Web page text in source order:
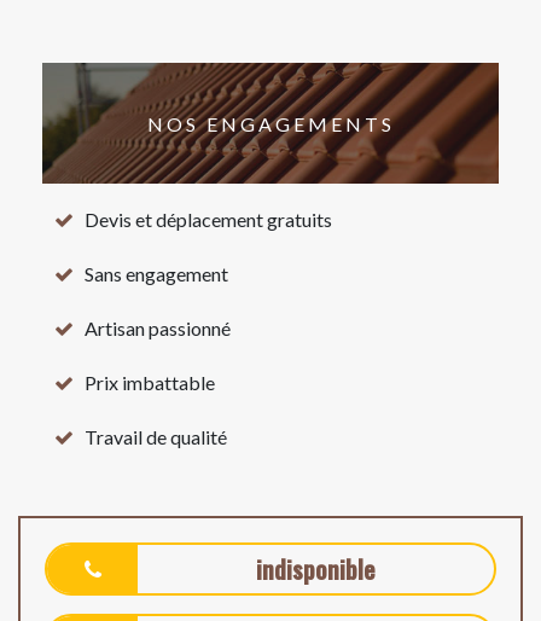
NOS ENGAGEMENTS
Devis et déplacement gratuits
Sans engagement
Artisan passionné
Prix imbattable
Travail de qualité
indisponible